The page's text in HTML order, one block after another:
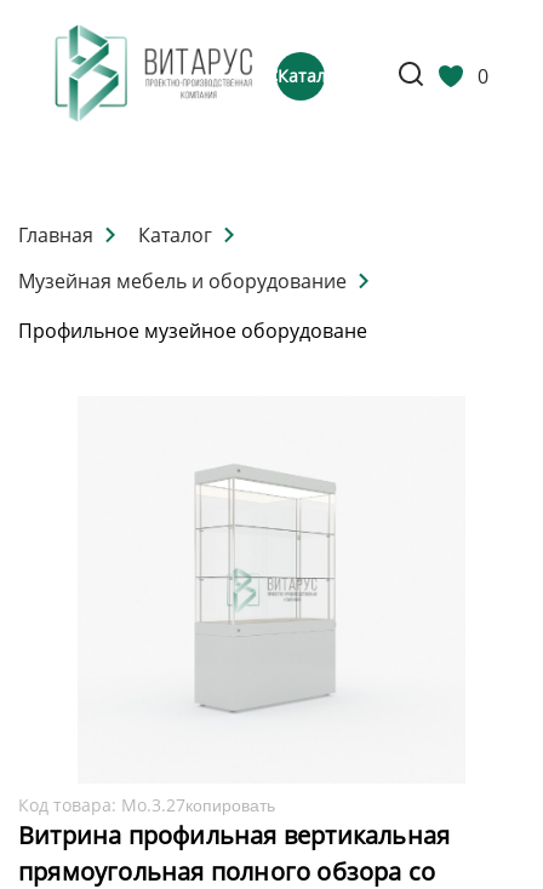
Каталог 0
Главная
Каталог
Музейная мебель и оборудование
Профильное музейное оборудоване
Код товара: Мо.3.27копировать
Витрина профильная вертикальная
прямоугольная полного обзора со